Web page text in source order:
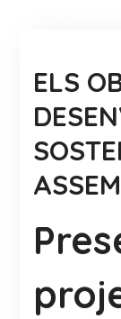
ELS